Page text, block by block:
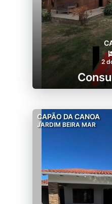
2
CAPÃO DA CANOA
JARDIM BEIRA MAR